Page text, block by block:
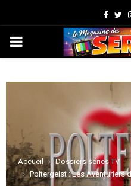
PRIMARY
Accueil
Dossiers séries TV
Poltergeist : Les Aventuriers